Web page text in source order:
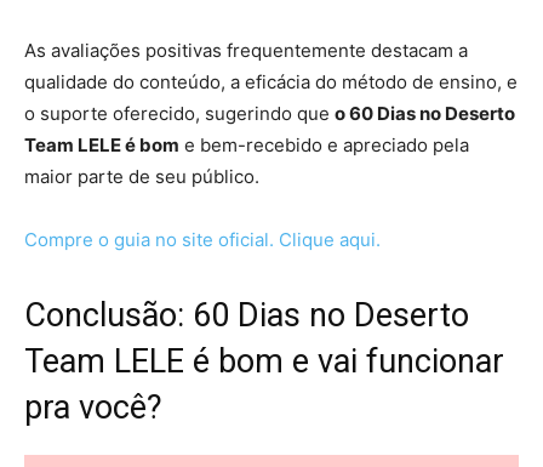
As avaliações positivas frequentemente destacam a
qualidade do conteúdo, a eficácia do método de ensino, e
o suporte oferecido, sugerindo que o 60 Dias no Deserto
Team LELE é bom e bem-recebido e apreciado pela
maior parte de seu público.
Compre o guia no site oficial. Clique aqui.
Conclusão: 60 Dias no Deserto
Team LELE é bom e vai funcionar
pra você?